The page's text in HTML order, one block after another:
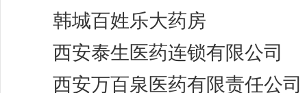
韩城百姓乐大药房
西安泰生医药连锁有限公司
西安万百泉医药有限责任公司